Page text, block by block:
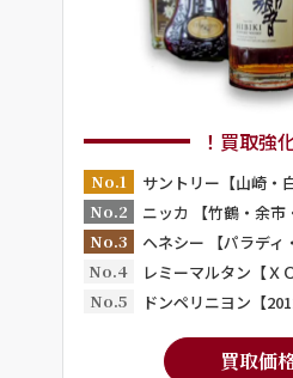
！買取強
No.1
サントリー【山崎・
No.2
ニッカ 【竹鶴・余市
No.3
ヘネシー 【パラディ
No.4
レミーマルタン【Ｘ
No.5
ドンペリニヨン【
買取価